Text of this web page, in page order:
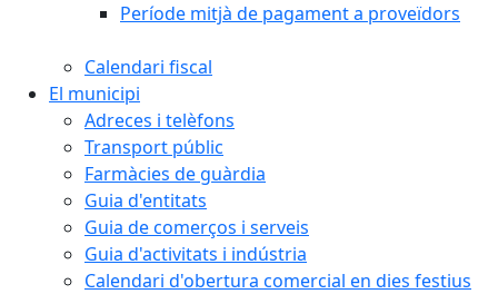
Període mitjà de pagament a proveïdors
Calendari fiscal
El municipi
Adreces i telèfons
Transport públic
Farmàcies de guàrdia
Guia d'entitats
Guia de comerços i serveis
Guia d'activitats i indústria
Calendari d'obertura comercial en dies festius